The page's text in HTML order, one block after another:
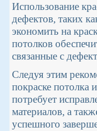
Использование
дефектов, таких
экономить на
потолков
связанные с
Следуя этим
покраске потолка
потребует
материалов, а
успешного